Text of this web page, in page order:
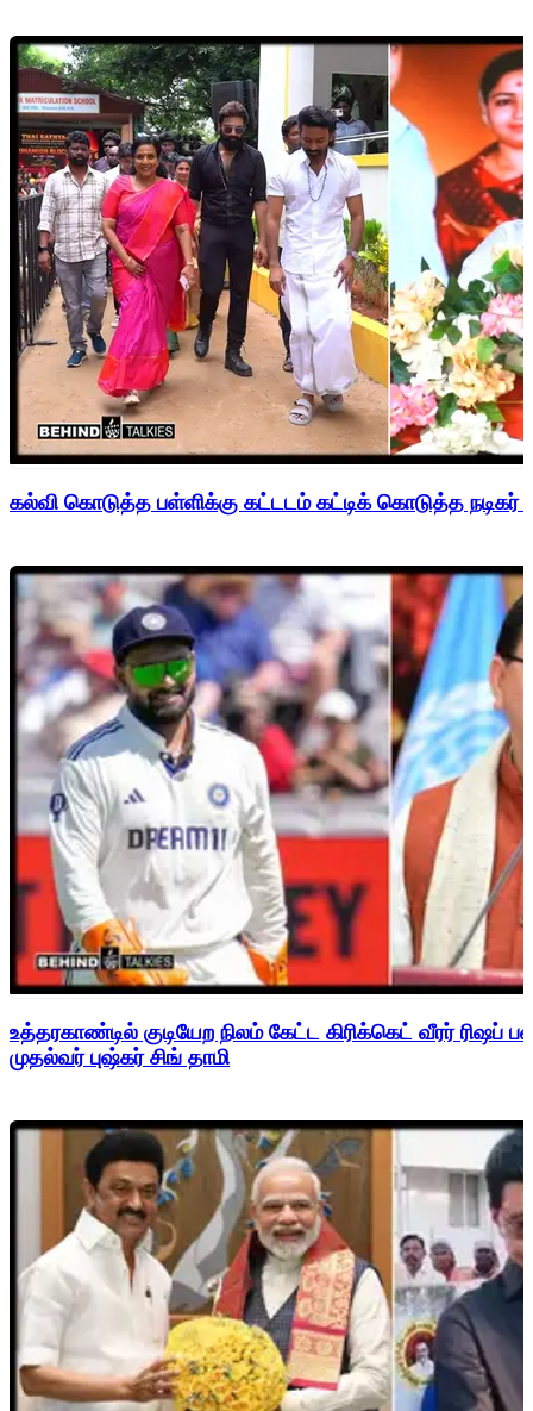
கல்வி கொடுத்த பள்ளிக்கு கட்டடம் கட்டிக் கொடுத்த நடிகர்
உத்தரகாண்டில் குடியேற நிலம் கேட்ட கிரிக்கெட் வீரர்
முதல்வர் புஷ்கர் சிங் தாமி